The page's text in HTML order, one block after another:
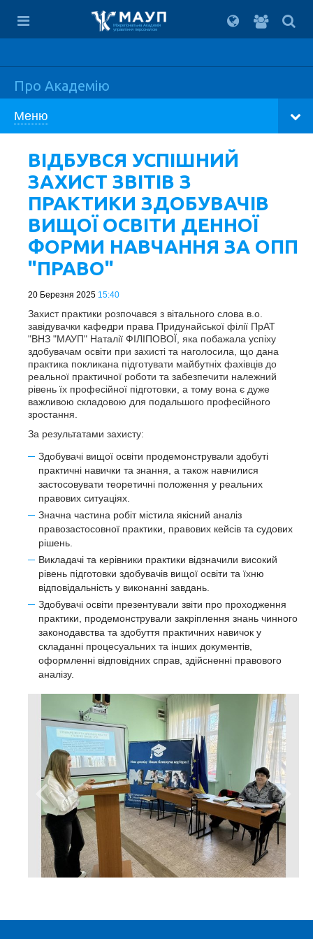
Вхід
для
Міжрегіональна Академія
управління персоналом
Про Академію
Меню
ВІДБУВСЯ УСПІШНИЙ
ЗАХИСТ ЗВІТІВ З
ПРАКТИКИ ЗДОБУВАЧІВ
ВИЩОЇ ОСВІТИ ДЕННОЇ
ФОРМИ НАВЧАННЯ ЗА ОПП
"ПРАВО"
20 Березня 2025 15:40
Захист практики розпочався з вітального слова в.о.
завідувачки кафедри права Придунайської філії ПрАТ
"ВНЗ "МАУП" Наталії ФІЛІПОВОЇ, яка побажала успіху
здобувачам освіти при захисті та наголосила, що дана
практика покликана підготувати майбутніх фахівців до
реальної практичної роботи та забезпечити належний
рівень їх професійної підготовки, а тому вона є дуже
важливою складовою для подальшого професійного
зростання.
За результатами захисту:
Здобувачі вищої освіти продемонстрували здобуті
практичні навички та знання, а також навчилися
застосовувати теоретичні положення у реальних
правових ситуаціях.
Значна частина робіт містила якісний аналіз
правозастосовної практики, правових кейсів та судових
рішень.
Викладачі та керівники практики відзначили високий
рівень підготовки здобувачів вищої освіти та їхню
відповідальність у виконанні завдань.
Здобувачі освіти презентували звіти про проходження
практики, продемонстрували закріплення знань чинного
законодавства та здобуття практичних навичок у
складанні процесуальних та інших документів,
оформленні відповідних справ, здійсненні правового
аналізу.